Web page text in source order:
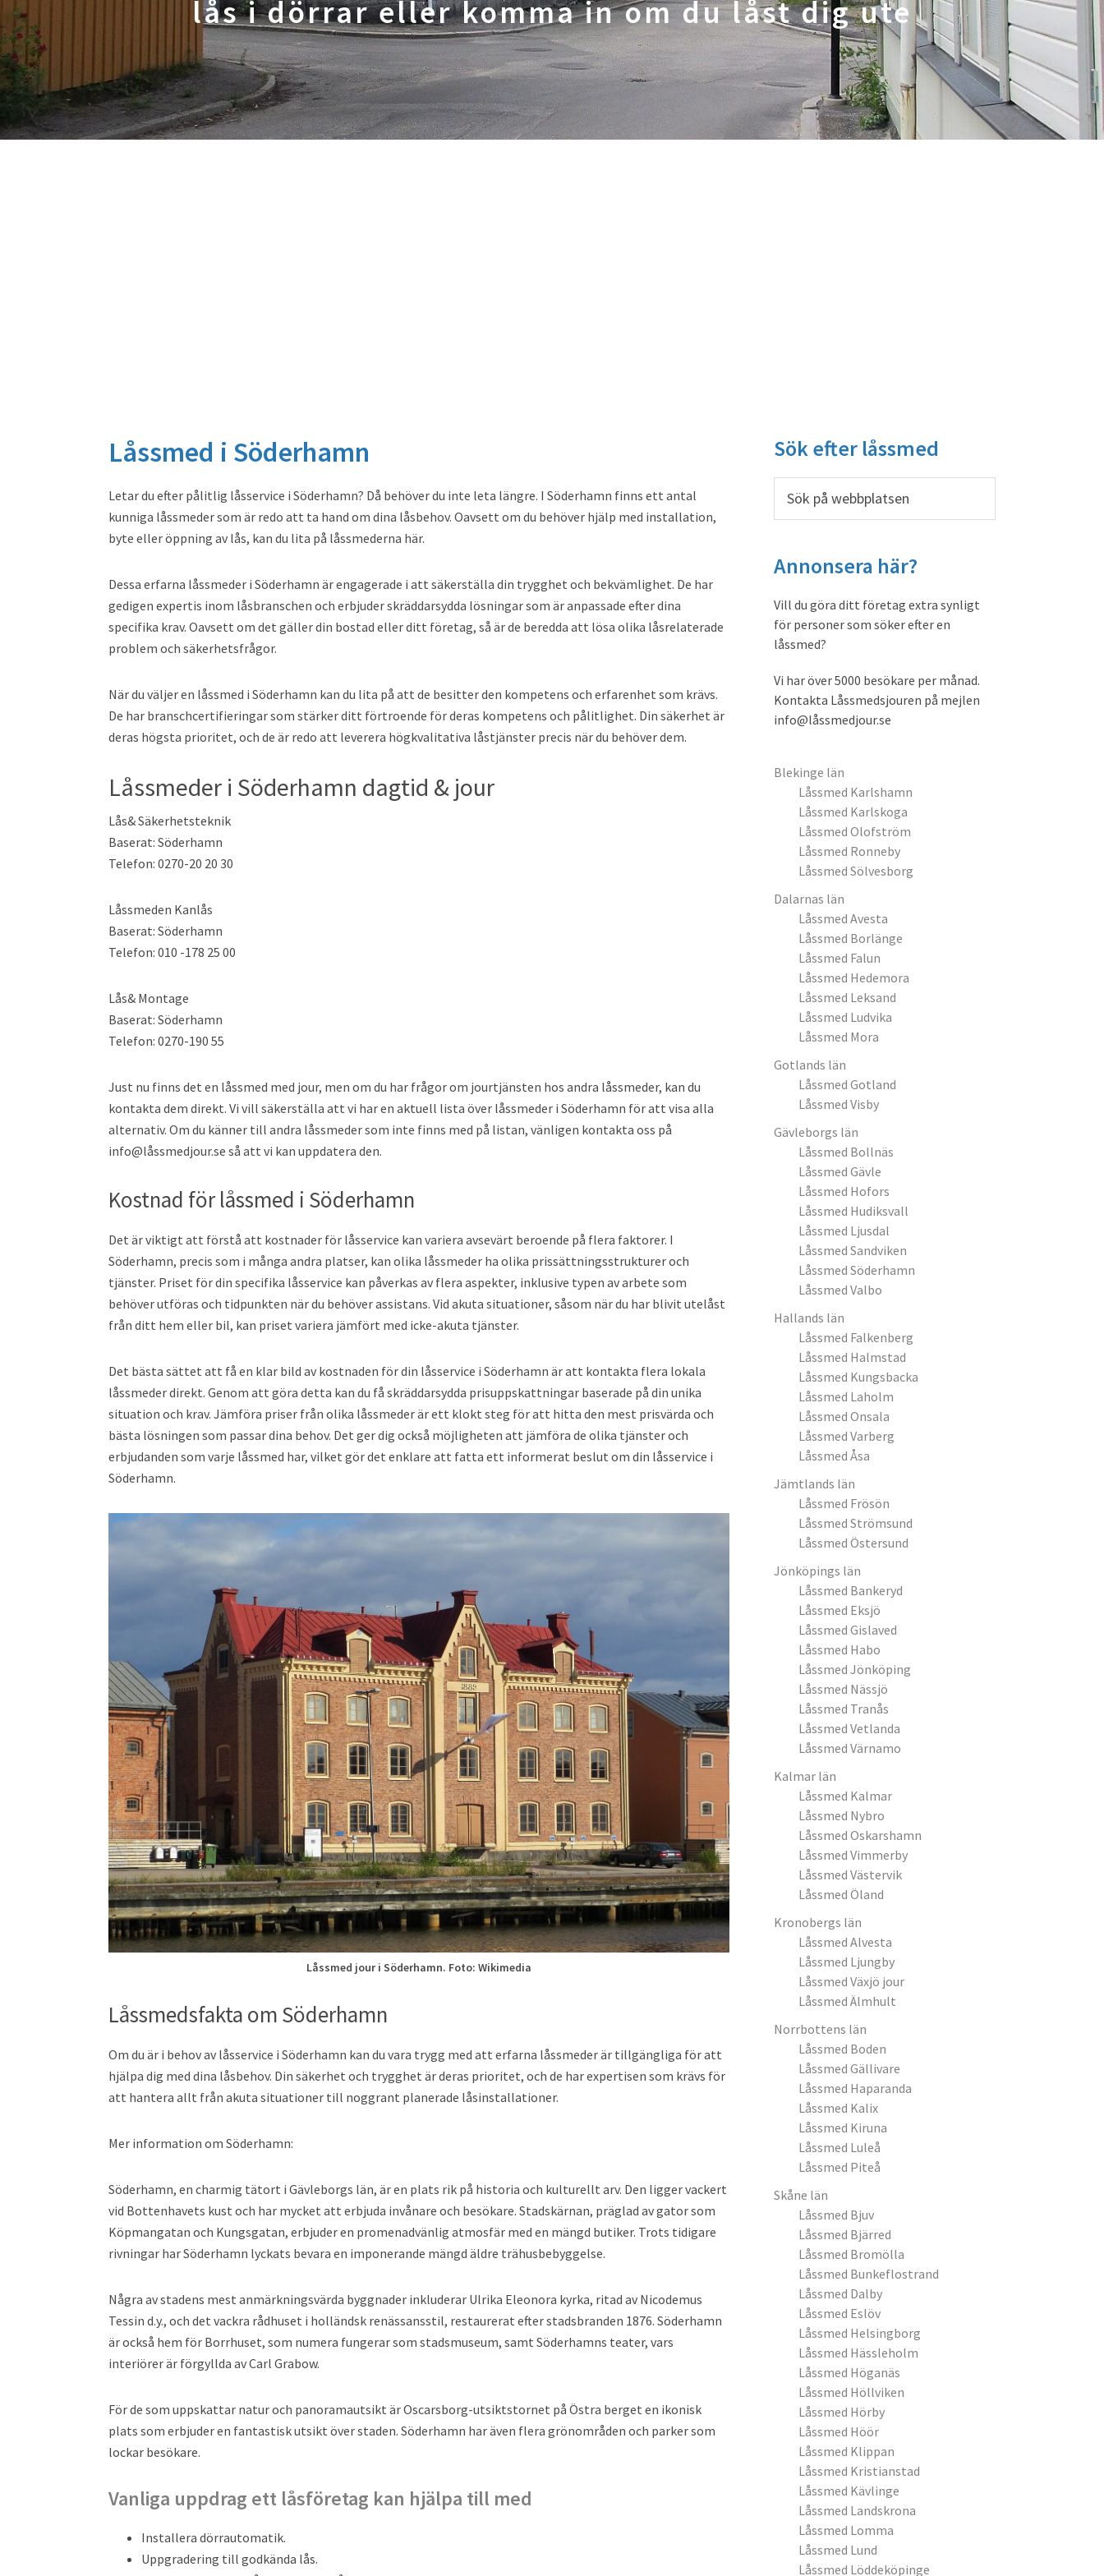
lås i dörrar eller komma in om du låst dig ute
Låssmed i Söderhamn
Letar du efter pålitlig låsservice i Söderhamn? Då behöver du inte leta längre. I Söderhamn finns ett antal
kunniga låssmeder som är redo att ta hand om dina låsbehov. Oavsett om du behöver hjälp med installation,
byte eller öppning av lås, kan du lita på låssmederna här.
Dessa erfarna låssmeder i Söderhamn är engagerade i att säkerställa din trygghet och bekvämlighet. De har
gedigen expertis inom låsbranschen och erbjuder skräddarsydda lösningar som är anpassade efter dina
specifika krav. Oavsett om det gäller din bostad eller ditt företag, så är de beredda att lösa olika låsrelaterade
problem och säkerhetsfrågor.
När du väljer en låssmed i Söderhamn kan du lita på att de besitter den kompetens och erfarenhet som krävs.
De har branschcertifieringar som stärker ditt förtroende för deras kompetens och pålitlighet. Din säkerhet är
deras högsta prioritet, och de är redo att leverera högkvalitativa låstjänster precis när du behöver dem.
Låssmeder i Söderhamn dagtid & jour
Lås& Säkerhetsteknik
Baserat: Söderhamn
Telefon: 0270-20 20 30
Låssmeden Kanlås
Baserat: Söderhamn
Telefon: 010 -178 25 00
Lås& Montage
Baserat: Söderhamn
Telefon: 0270-190 55
Just nu finns det en låssmed med jour, men om du har frågor om jourtjänsten hos andra låssmeder, kan du
kontakta dem direkt. Vi vill säkerställa att vi har en aktuell lista över låssmeder i Söderhamn för att visa alla
alternativ. Om du känner till andra låssmeder som inte finns med på listan, vänligen kontakta oss på
info@låssmedjour.se så att vi kan uppdatera den.
Kostnad för låssmed i Söderhamn
Det är viktigt att förstå att kostnader för låsservice kan variera avsevärt beroende på flera faktorer. I
Söderhamn, precis som i många andra platser, kan olika låssmeder ha olika prissättningsstrukturer och
tjänster. Priset för din specifika låsservice kan påverkas av flera aspekter, inklusive typen av arbete som
behöver utföras och tidpunkten när du behöver assistans. Vid akuta situationer, såsom när du har blivit utelåst
från ditt hem eller bil, kan priset variera jämfört med icke-akuta tjänster.
Det bästa sättet att få en klar bild av kostnaden för din låsservice i Söderhamn är att kontakta flera lokala
låssmeder direkt. Genom att göra detta kan du få skräddarsydda prisuppskattningar baserade på din unika
situation och krav. Jämföra priser från olika låssmeder är ett klokt steg för att hitta den mest prisvärda och
bästa lösningen som passar dina behov. Det ger dig också möjligheten att jämföra de olika tjänster och
erbjudanden som varje låssmed har, vilket gör det enklare att fatta ett informerat beslut om din låsservice i
Söderhamn.
Låssmed jour i Söderhamn. Foto: Wikimedia
Låssmedsfakta om Söderhamn
Om du är i behov av låsservice i Söderhamn kan du vara trygg med att erfarna låssmeder är tillgängliga för att
hjälpa dig med dina låsbehov. Din säkerhet och trygghet är deras prioritet, och de har expertisen som krävs för
att hantera allt från akuta situationer till noggrant planerade låsinstallationer.
Mer information om Söderhamn:
Söderhamn, en charmig tätort i Gävleborgs län, är en plats rik på historia och kulturellt arv. Den ligger vackert
vid Bottenhavets kust och har mycket att erbjuda invånare och besökare. Stadskärnan, präglad av gator som
Köpmangatan och Kungsgatan, erbjuder en promenadvänlig atmosfär med en mängd butiker. Trots tidigare
rivningar har Söderhamn lyckats bevara en imponerande mängd äldre trähusbebyggelse.
Några av stadens mest anmärkningsvärda byggnader inkluderar Ulrika Eleonora kyrka, ritad av Nicodemus
Tessin d.y., och det vackra rådhuset i holländsk renässansstil, restaurerat efter stadsbranden 1876. Söderhamn
är också hem för Borrhuset, som numera fungerar som stadsmuseum, samt Söderhamns teater, vars
interiörer är förgyllda av Carl Grabow.
För de som uppskattar natur och panoramautsikt är Oscarsborg-utsiktstornet på Östra berget en ikonisk
plats som erbjuder en fantastisk utsikt över staden. Söderhamn har även flera grönområden och parker som
lockar besökare.
Vanliga uppdrag ett låsföretag kan hjälpa till med
Installera dörrautomatik.
Uppgradering till godkända lås.
Primärt
sidofält
Sök efter låssmed
Annonsera här?
Vill du göra ditt företag extra synligt
för personer som söker efter en
låssmed?
Vi har över 5000 besökare per månad.
Kontakta Låssmedsjouren på mejlen
info@låssmedjour.se
Blekinge län
Låssmed Karlshamn
Låssmed Karlskoga
Låssmed Olofström
Låssmed Ronneby
Låssmed Sölvesborg
Dalarnas län
Låssmed Avesta
Låssmed Borlänge
Låssmed Falun
Låssmed Hedemora
Låssmed Leksand
Låssmed Ludvika
Låssmed Mora
Gotlands län
Låssmed Gotland
Låssmed Visby
Gävleborgs län
Låssmed Bollnäs
Låssmed Gävle
Låssmed Hofors
Låssmed Hudiksvall
Låssmed Ljusdal
Låssmed Sandviken
Låssmed Söderhamn
Låssmed Valbo
Hallands län
Låssmed Falkenberg
Låssmed Halmstad
Låssmed Kungsbacka
Låssmed Laholm
Låssmed Onsala
Låssmed Varberg
Låssmed Åsa
Jämtlands län
Låssmed Frösön
Låssmed Strömsund
Låssmed Östersund
Jönköpings län
Låssmed Bankeryd
Låssmed Eksjö
Låssmed Gislaved
Låssmed Habo
Låssmed Jönköping
Låssmed Nässjö
Låssmed Tranås
Låssmed Vetlanda
Låssmed Värnamo
Kalmar län
Låssmed Kalmar
Låssmed Nybro
Låssmed Oskarshamn
Låssmed Vimmerby
Låssmed Västervik
Låssmed Öland
Kronobergs län
Låssmed Alvesta
Låssmed Ljungby
Låssmed Växjö jour
Låssmed Älmhult
Norrbottens län
Låssmed Boden
Låssmed Gällivare
Låssmed Haparanda
Låssmed Kalix
Låssmed Kiruna
Låssmed Luleå
Låssmed Piteå
Skåne län
Låssmed Bjuv
Låssmed Bjärred
Låssmed Bromölla
Låssmed Bunkeflostrand
Låssmed Dalby
Låssmed Eslöv
Låssmed Helsingborg
Låssmed Hässleholm
Låssmed Höganäs
Låssmed Höllviken
Låssmed Hörby
Låssmed Höör
Låssmed Klippan
Låssmed Kristianstad
Låssmed Kävlinge
Låssmed Landskrona
Låssmed Lomma
Låssmed Lund
Låssmed Löddeköpinge